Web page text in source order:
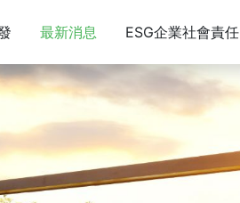
最新消息 ESG企業社會責任